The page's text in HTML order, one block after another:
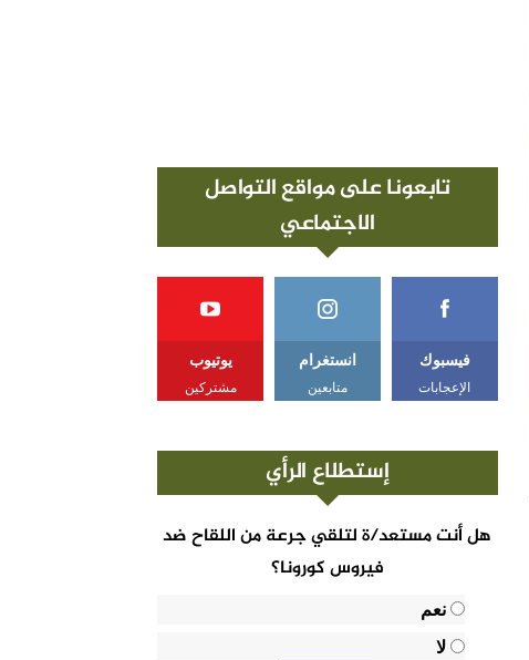
تابعونا على مواقع التواصل
الاجتماعي
فيسبوك
الإعجابات
انستغرام
متابعين
يوتيوب
مشتركين
إستطلاع الرأي
هل أنت مستعد/ة لتلقي جرعة من اللقاح ضد
فيروس كورونا؟
نعم
لا